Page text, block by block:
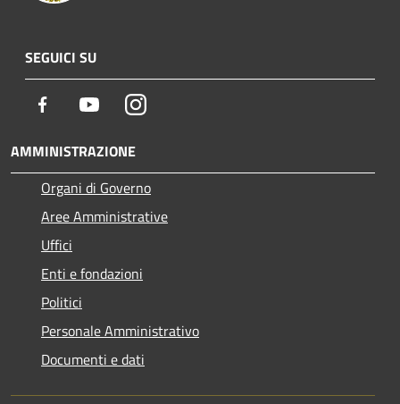
SEGUICI SU
Facebook YoutubeInstagram
AMMINISTRAZIONE
Organi di Governo
Aree Amministrative
Uffici
Enti e fondazioni
Politici
Personale Amministrativo
Documenti e dati